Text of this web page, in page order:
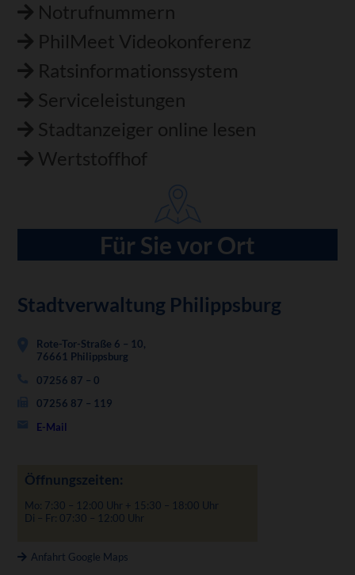
Notrufnummern
PhilMeet Videokonferenz
Ratsinformationssystem
Serviceleistungen
Stadtanzeiger online lesen
Wertstoffhof
Für Sie vor Ort
Stadtverwaltung Philippsburg
Rote-Tor-Straße 6 – 10,
76661 Philippsburg
07256 87 – 0
07256 87 – 119
E-Mail
Öffnungszeiten:
Mo: 7:30 – 12:00 Uhr + 15:30 – 18:00 Uhr
Di – Fr: 07:30 – 12:00 Uhr
Anfahrt Google Maps